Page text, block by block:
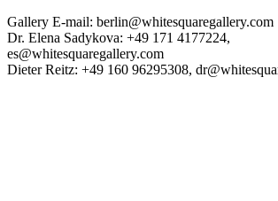
Gallery E-mail: berlin@whitesquaregallery.com
Dr. Elena Sadykova: +49 171 4177224,
es@whitesquaregallery.com
Dieter Reitz: +49 160 96295308,